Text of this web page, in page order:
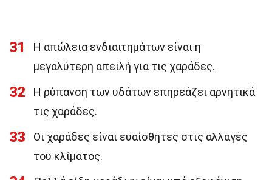
31
Η απώλεια ενδιαιτημάτων είναι η
μεγαλύτερη απειλή για τις χαράδες.
32
Η ρύπανση των υδάτων επηρεάζει αρνητικά
τις χαράδες.
33
Οι χαράδες είναι ευαίσθητες στις αλλαγές
του κλίματος.